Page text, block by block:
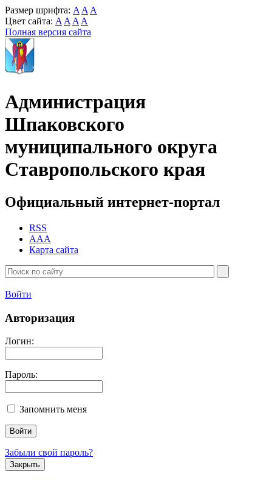
Размер шрифта: A A A
Цвет сайта: A A A A
Полная версия сайта
Администрация
Шпаковского
муниципального округа
Ставропольского края
Официальный интернет-портал
RSS
AAA
Карта сайта
Войти
Авторизация
Логин:
Пароль:
Запомнить меня
Забыли свой пароль?
Закрыть